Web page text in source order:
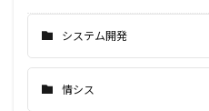
システム開発
情シス